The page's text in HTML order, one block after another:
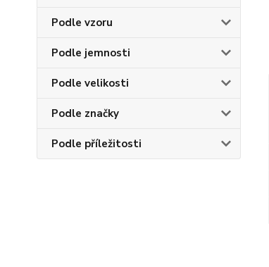
Podle vzoru
Podle jemnosti
Podle velikosti
Podle značky
Podle příležitosti